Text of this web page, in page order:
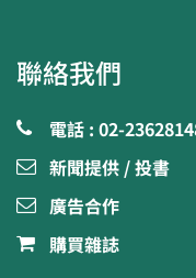
聯絡我們
電話 : 02-
新聞提供 / 投書
廣告合作
購買雜誌